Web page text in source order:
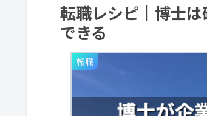
転職レシピ｜博士
できる
転職